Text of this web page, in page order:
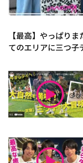
【最高】やっぱり
てのエリアに三つ子